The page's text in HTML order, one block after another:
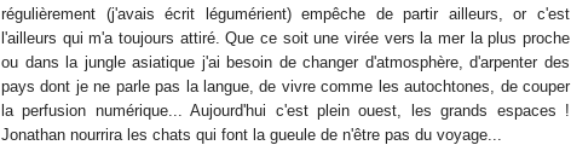
régulièrement (j'avais écrit légumérient) empêche de partir ailleurs, or c'est
l'ailleurs qui m'a toujours attiré. Que ce soit une virée vers la mer la plus proche
ou dans la jungle asiatique j'ai besoin de changer d'atmosphère, d'arpenter des
pays dont je ne parle pas la langue, de vivre comme les autochtones, de couper
la perfusion numérique... Aujourd'hui c'est plein ouest, les grands espaces !
Jonathan nourrira les chats qui font la gueule de n'être pas du voyage...